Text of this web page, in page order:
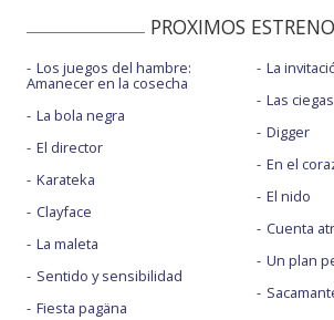
PROXIMOS
Los juegos del hambre:
Amanecer en la cosecha
La bola negra
El director
Karateka
Clayface
La maleta
Sentido y sensibilidad
Fiesta pagäna
La
Las
Digger
En el
El nido
Cuenta
Un plan